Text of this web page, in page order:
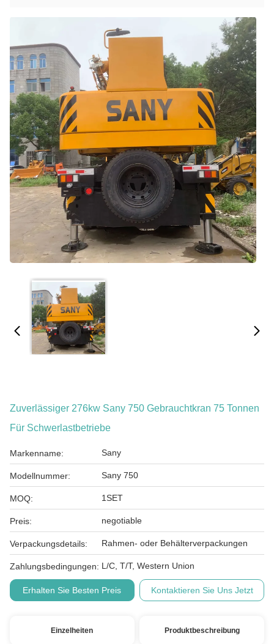
Zuverlässiger 276kw Sany 750 Gebrauchtkran 75 Tonnen
Für Schwerlastbetriebe
Markenname: Sany
Modellnummer: Sany 750
MOQ: 1SET
Preis: negotiable
Verpackungsdetails: Rahmen- oder Behälterverpackungen
Zahlungsbedingungen: L/C, T/T, Western Union
Erhalten Sie Besten Preis Kontaktieren Sie Uns Jetzt
Einzelheiten Produktbeschreibung